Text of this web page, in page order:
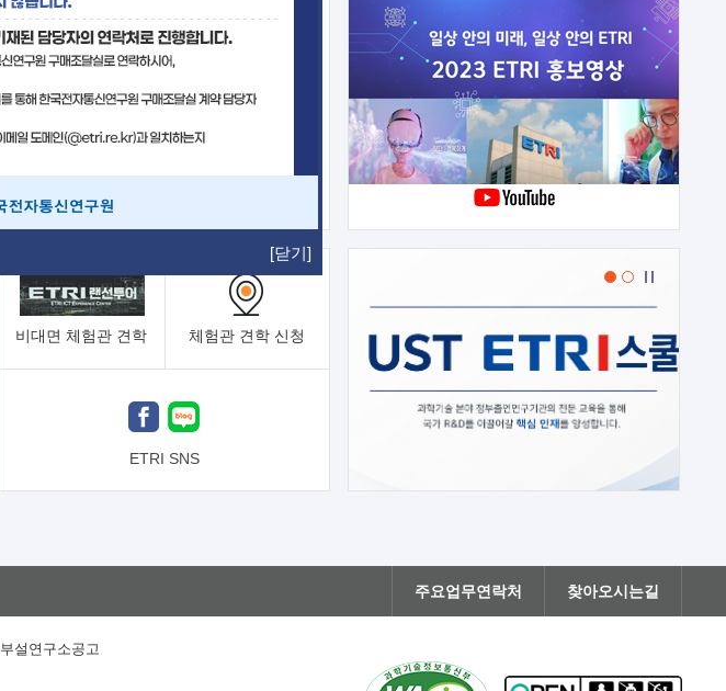
[닫기]
기술사업화플랫폼/기술이전
기술예고 중소기업 지원
보유특허 이전가능 기술
융합기술연구생산센터 반도체실험실
비대면 체험관 견학 체험관 견학 신청
ETRI SNS
주요업무연락처 찾아오시는길
부설연구소공고